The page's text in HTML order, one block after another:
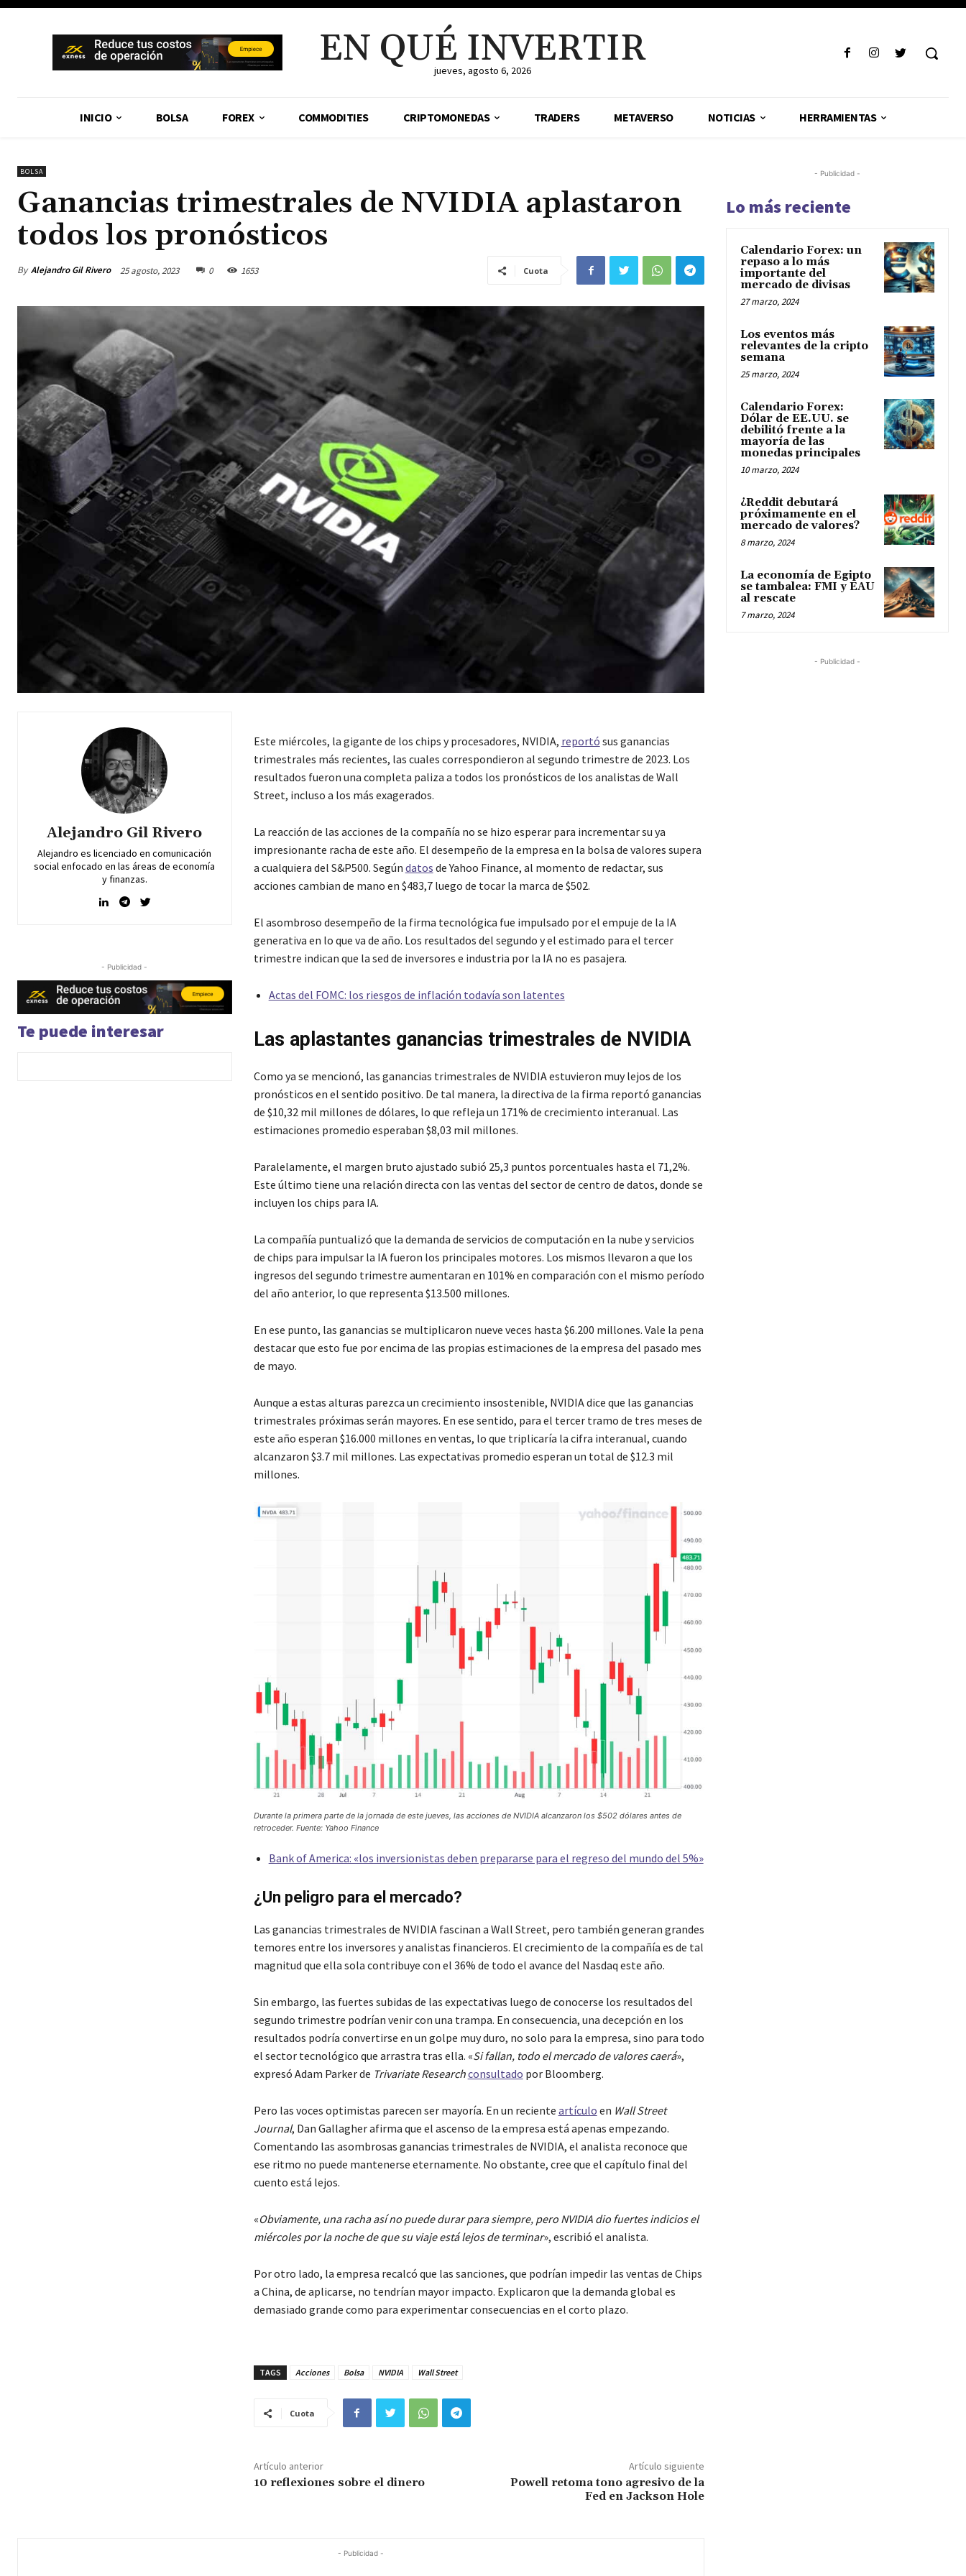
EN QUÉ INVERTIR
jueves, agosto 6, 2026
INICIO BOLSA FOREX COMMODITIES CRIPTOMONEDAS TRADERS METAVERSO NOTICIAS HERRAMIENTAS
BOLSA
Ganancias trimestrales de NVIDIA aplastaron
todos los pronósticos
By Alejandro Gil Rivero 25 agosto, 2023 0 1653 Cuota
Alejandro Gil Rivero
Alejandro es licenciado en comunicación
social enfocado en las áreas de economía
y finanzas.
- Publicidad -
Te puede interesar
Este miércoles, la gigante de los chips y procesadores, NVIDIA, reportó sus ganancias
trimestrales más recientes, las cuales correspondieron al segundo trimestre de 2023. Los
resultados fueron una completa paliza a todos los pronósticos de los analistas de Wall
Street, incluso a los más exagerados.
La reacción de las acciones de la compañía no se hizo esperar para incrementar su ya
impresionante racha de este año. El desempeño de la empresa en la bolsa de valores supera
a cualquiera del S&P500. Según datos de Yahoo Finance, al momento de redactar, sus
acciones cambian de mano en $483,7 luego de tocar la marca de $502.
El asombroso desempeño de la firma tecnológica fue impulsado por el empuje de la IA
generativa en lo que va de año. Los resultados del segundo y el estimado para el tercer
trimestre indican que la sed de inversores e industria por la IA no es pasajera.
Actas del FOMC: los riesgos de inflación todavía son latentes
Las aplastantes ganancias trimestrales de NVIDIA
Como ya se mencionó, las ganancias trimestrales de NVIDIA estuvieron muy lejos de los
pronósticos en el sentido positivo. De tal manera, la directiva de la firma reportó ganancias
de $10,32 mil millones de dólares, lo que refleja un 171% de crecimiento interanual. Las
estimaciones promedio esperaban $8,03 mil millones.
Paralelamente, el margen bruto ajustado subió 25,3 puntos porcentuales hasta el 71,2%.
Este último tiene una relación directa con las ventas del sector de centro de datos, donde se
incluyen los chips para IA.
La compañía puntualizó que la demanda de servicios de computación en la nube y servicios
de chips para impulsar la IA fueron los principales motores. Los mismos llevaron a que los
ingresos del segundo trimestre aumentaran en 101% en comparación con el mismo período
del año anterior, lo que representa $13.500 millones.
En ese punto, las ganancias se multiplicaron nueve veces hasta $6.200 millones. Vale la pena
destacar que esto fue por encima de las propias estimaciones de la empresa del pasado mes
de mayo.
Aunque a estas alturas parezca un crecimiento insostenible, NVIDIA dice que las ganancias
trimestrales próximas serán mayores. En ese sentido, para el tercer tramo de tres meses de
este año esperan $16.000 millones en ventas, lo que triplicaría la cifra interanual, cuando
alcanzaron $3.7 mil millones. Las expectativas promedio esperan un total de $12.3 mil
millones.
Durante la primera parte de la jornada de este jueves, las acciones de NVIDIA alcanzaron los $502 dólares antes de
retroceder. Fuente: Yahoo Finance
Bank of America: «los inversionistas deben prepararse para el regreso del mundo del 5%»
¿Un peligro para el mercado?
Las ganancias trimestrales de NVIDIA fascinan a Wall Street, pero también generan grandes
temores entre los inversores y analistas financieros. El crecimiento de la compañía es de tal
magnitud que ella sola contribuye con el 36% de todo el avance del Nasdaq este año.
Sin embargo, las fuertes subidas de las expectativas luego de conocerse los resultados del
segundo trimestre podrían venir con una trampa. En consecuencia, una decepción en los
resultados podría convertirse en un golpe muy duro, no solo para la empresa, sino para todo
el sector tecnológico que arrastra tras ella. «Si fallan, todo el mercado de valores caerá»,
expresó Adam Parker de Trivariate Researchconsultado por Bloomberg.
Pero las voces optimistas parecen ser mayoría. En un reciente artículo en Wall Street
Journal, Dan Gallagher afirma que el ascenso de la empresa está apenas empezando.
Comentando las asombrosas ganancias trimestrales de NVIDIA, el analista reconoce que
ese ritmo no puede mantenerse eternamente. No obstante, cree que el capítulo final del
cuento está lejos.
«Obviamente, una racha así no puede durar para siempre, pero NVIDIA dio fuertes indicios el
miércoles por la noche de que su viaje está lejos de terminar», escribió el analista.
Por otro lado, la empresa recalcó que las sanciones, que podrían impedir las ventas de Chips
a China, de aplicarse, no tendrían mayor impacto. Explicaron que la demanda global es
demasiado grande como para experimentar consecuencias en el corto plazo.
TAGS Acciones Bolsa NVIDIA Wall Street
Cuota
Artículo anterior
10 reflexiones sobre el dinero
Artículo siguiente
Powell retoma tono agresivo de la
Fed en Jackson Hole
- Publicidad -
- Publicidad -
Lo más reciente
Calendario Forex: un
repaso a lo más
importante del
mercado de divisas
27 marzo, 2024
Los eventos más
relevantes de la cripto
semana
25 marzo, 2024
Calendario Forex:
Dólar de EE.UU. se
debilitó frente a la
mayoría de las
monedas principales
10 marzo, 2024
¿Reddit debutará
próximamente en el
mercado de valores?
8 marzo, 2024
La economía de Egipto
se tambalea: FMI y EAU
al rescate
7 marzo, 2024
- Publicidad -